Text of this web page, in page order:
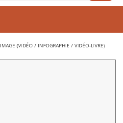
(VIDÉO / INFOGRAPHIE / VIDÉO-LIVRE)